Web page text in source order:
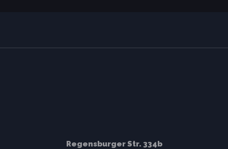
Regensburger Str. 334b